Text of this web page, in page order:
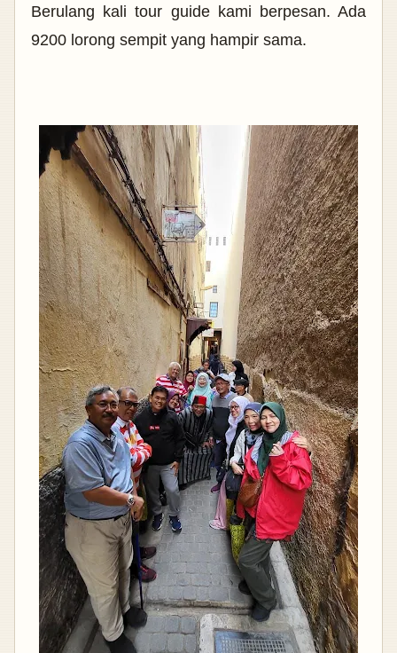
Berulang kali tour guide kami berpesan. Ada
9200 lorong sempit yang hampir sama.